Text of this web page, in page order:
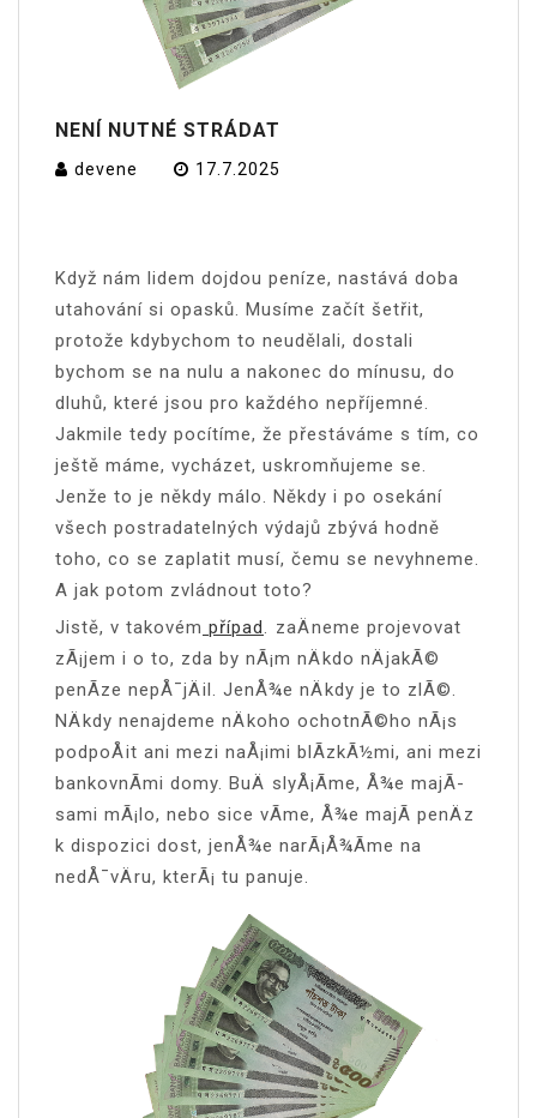
NENÍ NUTNÉ STRÁDAT
devene 17.7.2025
Když nám lidem dojdou peníze, nastává doba
utahování si opasků. Musíme začít šetřit,
protože kdybychom to neudělali, dostali
bychom se na nulu a nakonec do mínusu, do
dluhů, které jsou pro každého nepříjemné.
Jakmile tedy pocítíme, že přestáváme s tím, co
ještě máme, vycházet, uskromňujeme se.
Jenže to je někdy málo. Někdy i po osekání
všech postradatelných výdajů zbývá hodně
toho, co se zaplatit musí, čemu se nevyhneme.
A jak potom zvládnout toto?
Jistě, v takovém případ
. zaÄneme projevovat
zÃ¡jem i o to, zda by nÃ¡m nÄkdo nÄjakÃ©
penÃ­ze nepÅ¯jÄil. JenÅ¾e nÄkdy je to zlÃ©.
NÄkdy nenajdeme nÄkoho ochotnÃ©ho nÃ¡s
podpoÅit ani mezi naÅ¡imi blÃ­zkÃ½mi, ani mezi
bankovnÃ­mi domy. BuÄ slyÅ¡Ã­me, Å¾e majÃ­
sami mÃ¡lo, nebo sice vÃ­me, Å¾e majÃ­ penÄz
k dispozici dost, jenÅ¾e narÃ¡Å¾Ã­me na
nedÅ¯vÄru, kterÃ¡ tu panuje.